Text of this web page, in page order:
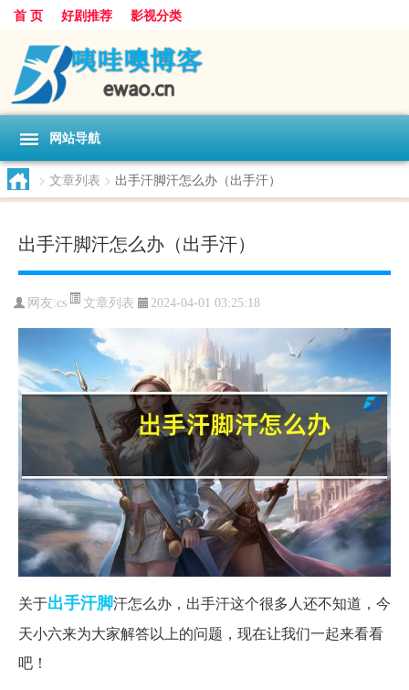
首 页 好剧推荐 影视分类
网站导航
> 文章列表 > 出手汗脚汗怎么办（出手汗）
出手汗脚汗怎么办（出手汗）
网友:cs 文章列表 2024-04-01 03:25:18
关于出手汗脚汗怎么办，出手汗这个很多人还不知道，今
天小六来为大家解答以上的问题，现在让我们一起来看看
吧！